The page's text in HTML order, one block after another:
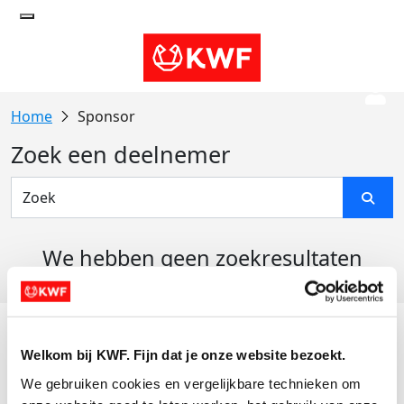
Welkom bij KWF. Fijn dat je onze website bezoekt.
We gebruiken cookies en vergelijkbare technieken om
Sponsor
Zoek een deelnemer
We hebben geen zoekresultaten
Actiematerialen
Evenementen